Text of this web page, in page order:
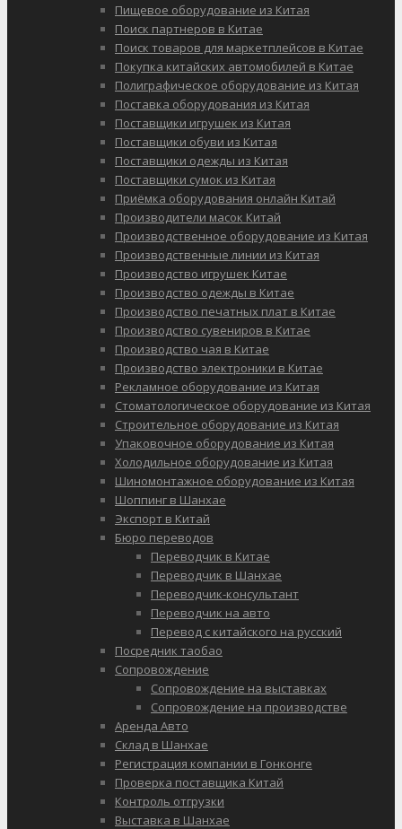
Пищевое оборудование из Китая
Поиск партнеров в Китае
Поиск товаров для маркетплейсов в Китае
Покупка китайских автомобилей в Китае
Полиграфическое оборудование из Китая
Поставка оборудования из Китая
Поставщики игрушек из Китая
Поставщики обуви из Китая
Поставщики одежды из Китая
Поставщики сумок из Китая
Приёмка оборудования онлайн Китай
Производители масок Китай
Производственное оборудование из Китая
Производственные линии из Китая
Производство игрушек Китае
Производство одежды в Китае
Производство печатных плат в Китае
Производство сувениров в Китае
Производство чая в Китае
Производство электроники в Китае
Рекламное оборудование из Китая
Стоматологическое оборудование из Китая
Строительное оборудование из Китая
Упаковочное оборудование из Китая
Холодильное оборудование из Китая
Шиномонтажное оборудование из Китая
Шоппинг в Шанхае
Экспорт в Китай
Бюро переводов
Переводчик в Китае
Переводчик в Шанхае
Переводчик-консультант
Переводчик на авто
Перевод с китайского на русский
Посредник таобао
Сопровождение
Сопровождение на выставках
Сопровождение на производстве
Аренда Авто
Склад в Шанхае
Регистрация компании в Гонконге
Проверка поставщика Китай
Контроль отгрузки
Выставка в Шанхае